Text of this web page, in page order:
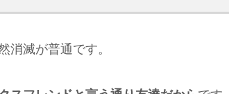
消滅が普通です。